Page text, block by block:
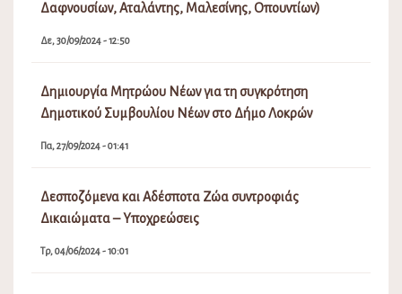
Δαφνουσίων, Αταλάντης, Μαλεσίνης, Οπουντίων)
Δε, 30/09/2024 - 12:50
Δημιουργία Μητρώου Νέων για τη συγκρότηση
Δημοτικού Συμβουλίου Νέων στο Δήμο Λοκρών
Πα, 27/09/2024 - 01:41
Δεσποζόμενα και Αδέσποτα Ζώα συντροφιάς
Δικαιώματα – Υποχρεώσεις
Τρ, 04/06/2024 - 10:01